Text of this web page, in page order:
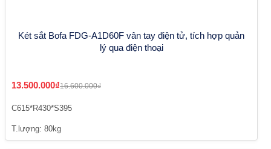
Két sắt Bofa FDG-A1D60F vân tay điện tử, tích hợp quản
lý qua điện thoại
13.500.000₫16.600.000₫
C615*R430*S395
T.lượng: 80kg